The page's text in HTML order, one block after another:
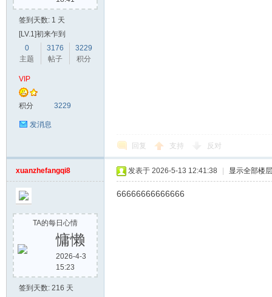
签到天数: 1 天
[LV.1]初来乍到
0
主题
3176
帖子
3229
积分
VIP
积分 3229
发消息
回复 支持 反对
xuanzhefangqi8
TA的每日心情
慵懒
2026-4-3
15:23
签到天数: 216 天
发表于 2026-5-13 12:41:38 显示全部楼层
66666666666666